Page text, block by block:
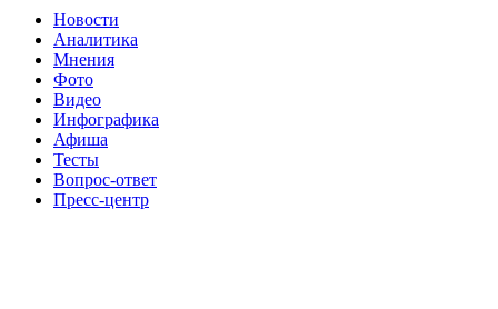
Новости
Аналитика
Мнения
Фото
Видео
Инфографика
Афиша
Тесты
Вопрос-ответ
Пресс-центр